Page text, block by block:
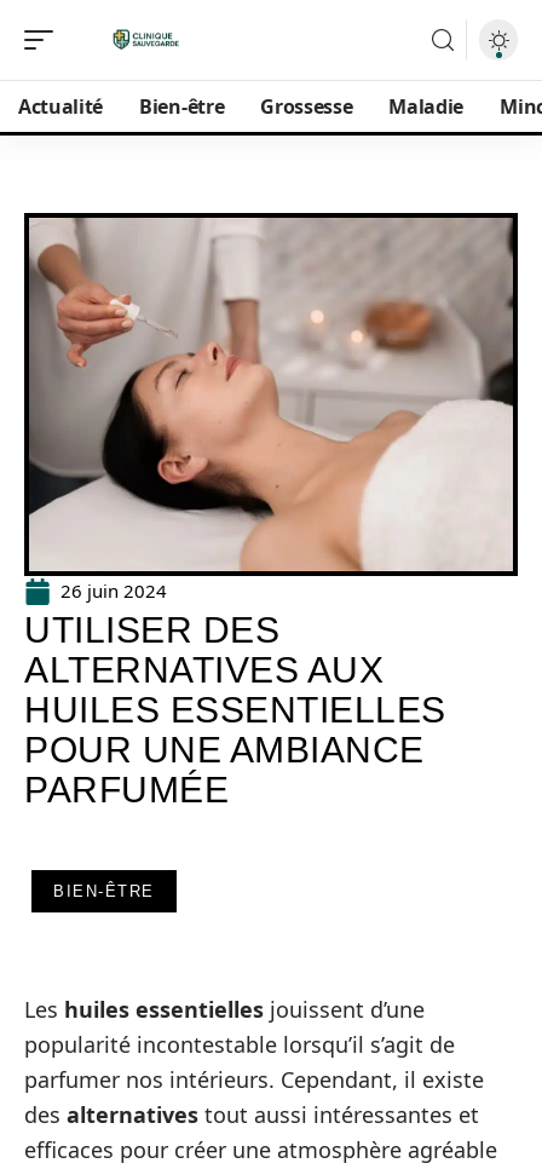
Actualité Bien-être Grossesse Maladie
26 juin 2024
UTILISER DES
ALTERNATIVES AUX
HUILES ESSENTIELLES
POUR UNE AMBIANCE
PARFUMÉE
BIEN-ÊTRE
Les huiles essentielles jouissent d’une
popularité incontestable lorsqu’il s’agit de
parfumer nos intérieurs. Cependant, il existe
des alternatives tout aussi intéressantes et
efficaces pour créer une atmosphère agréable